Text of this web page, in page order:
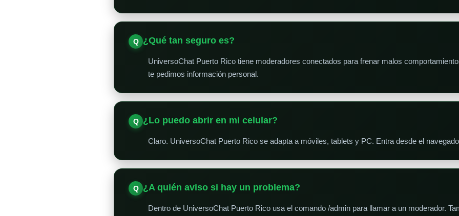
¿Qué tan seguro es?
UniversoChat Puerto Rico tiene moderadores conectados para frenar malos
te pedimos información personal.
¿Lo puedo abrir en mi celular?
Claro. UniversoChat Puerto Rico se adapta a móviles, tablets y PC. Entra desde el
¿A quién aviso si hay un problema?
Dentro de UniversoChat Puerto Rico usa el comando /admin para llamar a un moderador.